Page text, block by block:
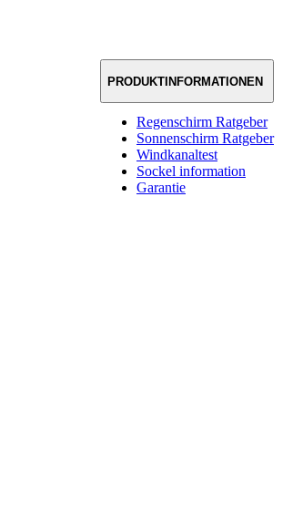
PRODUKTINFORMATIONEN
Regenschirm Ratgeber
Sonnenschirm Ratgeber
Windkanaltest
Sockel information
Garantie